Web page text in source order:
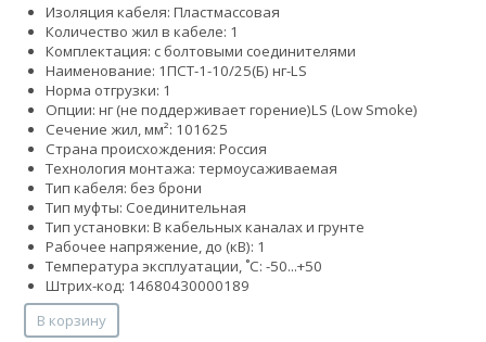
Изоляция кабеля: Пластмассовая
Количество жил в кабеле: 1
Комплектация: с болтовыми соединителями
Наименование: 1ПСТ-1-10/25(Б) нг-LS
Норма отгрузки: 1
Опции: нг (не поддерживает горение)LS (Low Smoke)
Сечение жил, мм²: 101625
Страна происхождения: Россия
Технология монтажа: термоусаживаемая
Тип кабеля: без брони
Тип муфты: Соединительная
Тип установки: В кабельных каналах и грунте
Рабочее напряжение, до (кВ): 1
Температура эксплуатации, ˚С: -50...+50
Штрих-код: 14680430000189
В корзину